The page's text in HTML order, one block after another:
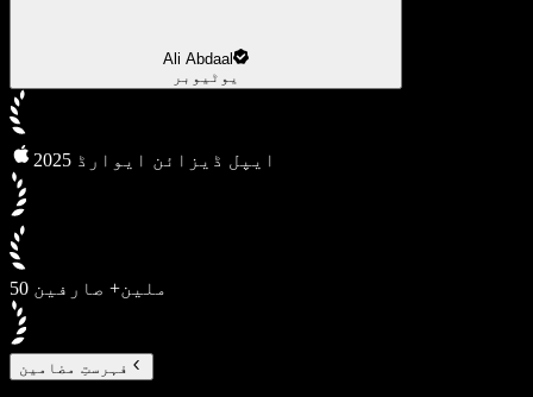
Ali Abdaal
یوٹیوبر
2025 ایپل ڈیزائن ایوارڈ
50 ملین+ صارفین
فہرستِ مضامین